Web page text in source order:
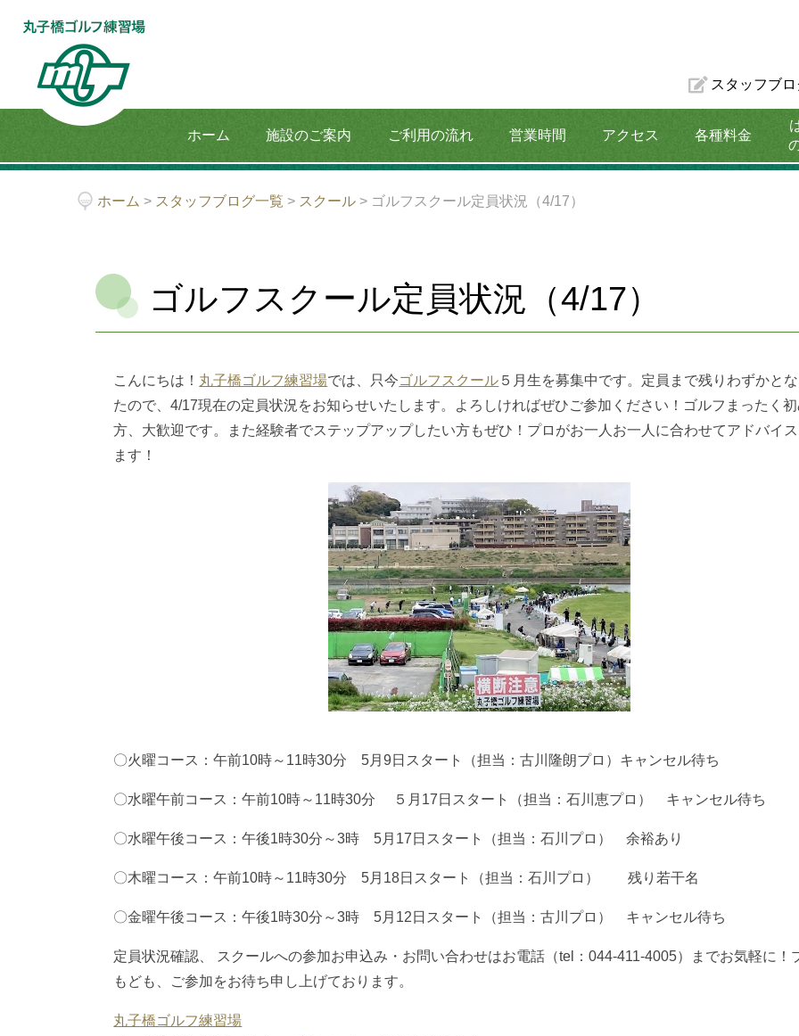
ホーム 施設のご案内 ご利用の流れ 営業時間 アクセス 各種料金
スタッフブ
ホーム > スタッフブログ一覧 > スクール > ゴルフスクール定員状況（4/17）
ゴルフスクール定員状況（4/17）
こんにちは！ 丸子橋ゴルフ練習場では、只今ゴルフスクール ５月生を募集中です。定員まで残りわずかと
たので、4/17現在の定員状況をお知らせいたします。よろしければぜひご参加ください！ゴルフまったく
方、大歓迎です。また経験者でステップアップしたい方もぜひ！プロがお一人お一人に合わせてアドバイ
ます！
〇火曜コース：午前10時～11時30分 5月9日スタート（担当：古川隆朗プロ）キャンセル待ち
〇水曜午前コース：午前10時～11時30分 ５月17日スタート（担当：石川恵プロ） キャンセル待ち
〇水曜午後コース：午後1時30分～3時 5月17日スタート（担当：石川プロ） 余裕あり
〇木曜コース：午前10時～11時30分 5月18日スタート（担当：石川プロ） 残り若干名
〇金曜午後コース：午後1時30分～3時 5月12日スタート（担当：古川プロ） キャンセル待ち
定員状況確認、 スクールへの参加お申込み・お問い合わせはお電話（tel：044-411-4005）までお気軽に！
もども、ご参加をお待ち申し上げております。
丸子橋ゴルフ練習場